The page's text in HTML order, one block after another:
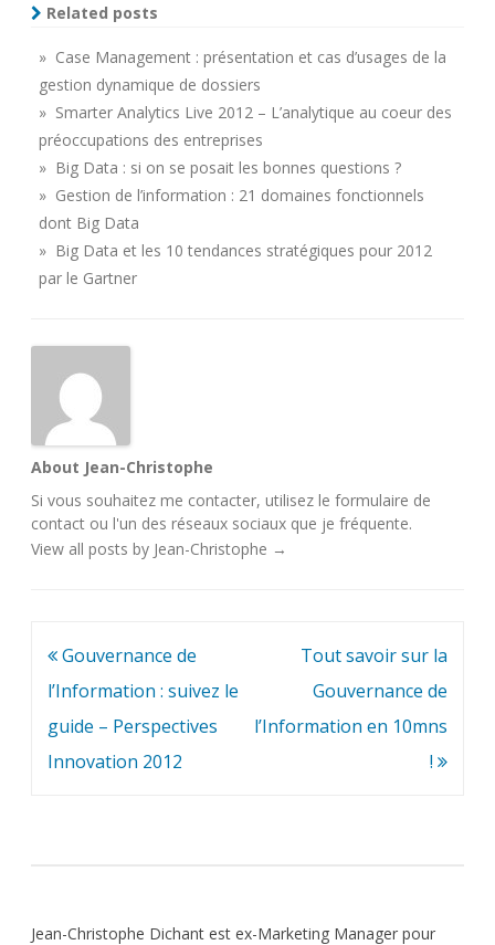
Related posts
» Case Management : présentation et cas d’usages de la
gestion dynamique de dossiers
» Smarter Analytics Live 2012 – L’analytique au coeur des
préoccupations des entreprises
» Big Data : si on se posait les bonnes questions ?
» Gestion de l’information : 21 domaines fonctionnels
dont Big Data
» Big Data et les 10 tendances stratégiques pour 2012
par le Gartner
About Jean-Christophe
Si vous souhaitez me contacter, utilisez le formulaire de
contact ou l'un des réseaux sociaux que je fréquente.
View all posts by Jean-Christophe →
Navigation
de
l’article
Gouvernance de
l’Information : suivez le
guide – Perspectives
Innovation 2012
Tout savoir sur la
Gouvernance de
l’Information en 10mns
!
Jean-Christophe Dichant est ex-Marketing Manager pour